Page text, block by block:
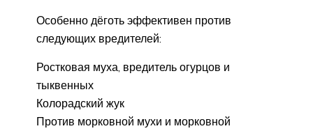
Особенно дёготь эффективен против
следующих вредителей:
Ростковая муха, вредитель огурцов и
тыквенных
Колорадский жук
Против морковной мухи и морковной